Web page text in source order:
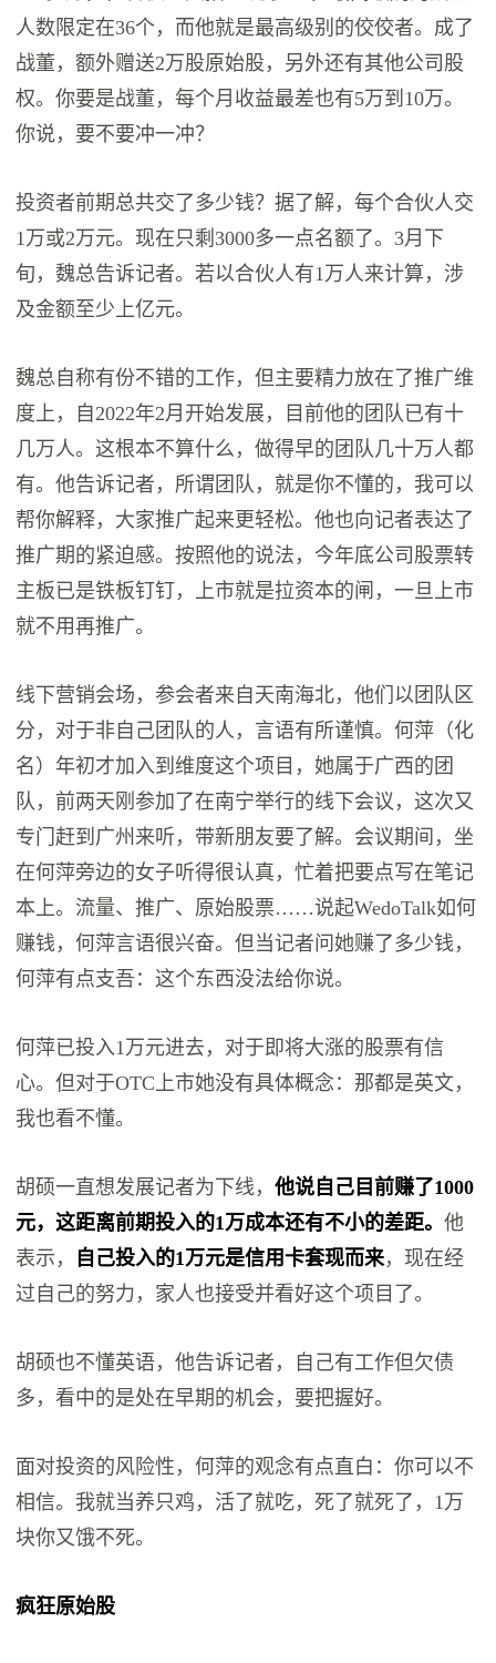
人数限定在36个，而他就是最高级别的佼佼者。成了
战董，额外赠送2万股原始股，另外还有其他公司股
权。你要是战董，每个月收益最差也有5万到10万。
你说，要不要冲一冲？
投资者前期总共交了多少钱？据了解，每个合伙人交
1万或2万元。现在只剩3000多一点名额了。3月下
旬，魏总告诉记者。若以合伙人有1万人来计算，涉
及金额至少上亿元。
魏总自称有份不错的工作，但主要精力放在了推广维
度上，自2022年2月开始发展，目前他的团队已有十
几万人。这根本不算什么，做得早的团队几十万人都
有。他告诉记者，所谓团队，就是你不懂的，我可以
帮你解释，大家推广起来更轻松。他也向记者表达了
推广期的紧迫感。按照他的说法，今年底公司股票转
主板已是铁板钉钉，上市就是拉资本的闸，一旦上市
就不用再推广。
线下营销会场，参会者来自天南海北，他们以团队区
分，对于非自己团队的人，言语有所谨慎。何萍（化
名）年初才加入到维度这个项目，她属于广西的团
队，前两天刚参加了在南宁举行的线下会议，这次又
专门赶到广州来听，带新朋友要了解。会议期间，坐
在何萍旁边的女子听得很认真，忙着把要点写在笔记
本上。流量、推广、原始股票……说起WedoTalk如何
赚钱，何萍言语很兴奋。但当记者问她赚了多少钱，
何萍有点支吾：这个东西没法给你说。
何萍已投入1万元进去，对于即将大涨的股票有信
心。但对于OTC上市她没有具体概念：那都是英文，
我也看不懂。
胡硕一直想发展记者为下线，他说自己目前赚了1000
元，这距离前期投入的1万成本还有不小的差距。他
表示，
自己投入的1万元是信用卡套现而来，现在经
过自己的努力，家人也接受并看好这个项目了。
胡硕也不懂英语，他告诉记者，自己有工作但欠债
多，看中的是处在早期的机会，要把握好。
面对投资的风险性，何萍的观念有点直白：你可以不
相信。我就当养只鸡，活了就吃，死了就死了，1万
块你又饿不死。
疯狂原始股